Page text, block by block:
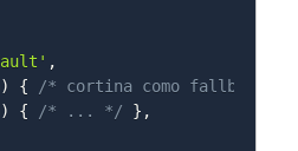
,
) {
/* cortina como fallback */
) { /* ... */ } ,